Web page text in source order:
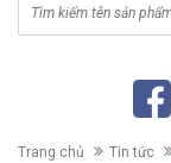
Trang chủ Tin tức